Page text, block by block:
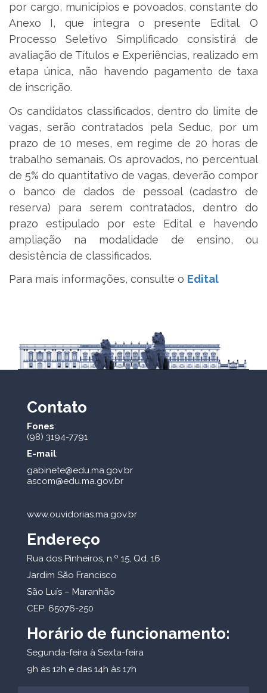
por cargo, municípios e povoados, constante do
Anexo I, que integra o presente Edital. O
Processo Seletivo Simplificado consistirá de
avaliação de Títulos e Experiências, realizado em
etapa única, não havendo pagamento de taxa
de inscrição.
Os candidatos classificados, dentro do limite de
vagas, serão contratados pela Seduc, por um
prazo de 10 meses, em regime de 20 horas de
trabalho semanais. Os aprovados, no percentual
de 5% do quantitativo de vagas, deverão compor
o banco de dados de pessoal (cadastro de
reserva) para serem contratados, dentro do
prazo estipulado por este Edital e havendo
ampliação na modalidade de ensino, ou
desistência de classificados.
Para mais informações, consulte o Edital
Contato
Fones:
(98) 3194-7791
E-mail:
gabinete@edu.ma.gov.br
ascom@edu.ma.gov.br
www.ouvidorias.ma.gov.br
Endereço
Rua dos Pinheiros, n.º 15, Qd. 16
Jardim São Francisco
São Luís – Maranhão
CEP: 65076-250
Horário de funcionamento:
Segunda-feira à Sexta-feira
9h às 12h e das 14h às 17h